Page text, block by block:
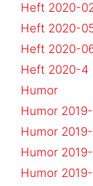
Heft 2020-
Heft 2020-
Heft 2020-
Heft 2020-4
Humor
Humor
Humor
Humor
Humor